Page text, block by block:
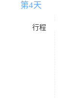
第4天
行程